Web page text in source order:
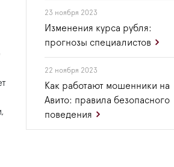
23 ноября 2023
Изменения курса рубля:
прогнозы специалистов
22 ноября 2023
Как работают мошенники на
Авито: правила безопасного
поведения